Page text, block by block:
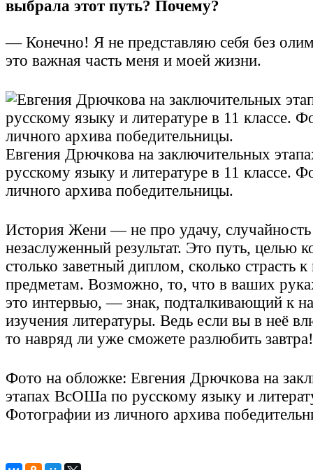
выбрала этот путь? Почему?
— Конечно! Я не представляю себя без
это важная часть меня и моей жизни.
Евгения Дрючкова на заключительных
русскому языку и литературе в 11 классе.
личного архива победительницы.
История Жени — не про удачу,
незаслуженный результат. Это путь, целью
столько заветный диплом, сколько страсть
предметам. Возможно, то, что в ваших
это интервью, — знак, подталкивающий к
изучения литературы. Ведь если вы в неё
то навряд ли уже сможете разлюбить завтра!
Фото на обложке: Евгения Дрючкова на
этапах ВсОШа по русскому языку и
Фотографии из личного архива